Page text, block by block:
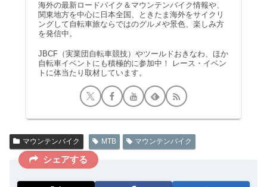
海外の最新ロードバイク＆マウンテンバイク情報や、
関東地方を中心に日本全国、ときたま海外をサイクリ
ングして自転車旅ならではのグルメや景色、楽しみ方
を発信中。
JBCF（実業団自転車競技）やツールドおきなわ、ほか
自転車イベントにも積極的に参加中！ レース・イベン
トに体当たり取材しています。
マウンテンバイク MTB マウンテンバイク
シェアする